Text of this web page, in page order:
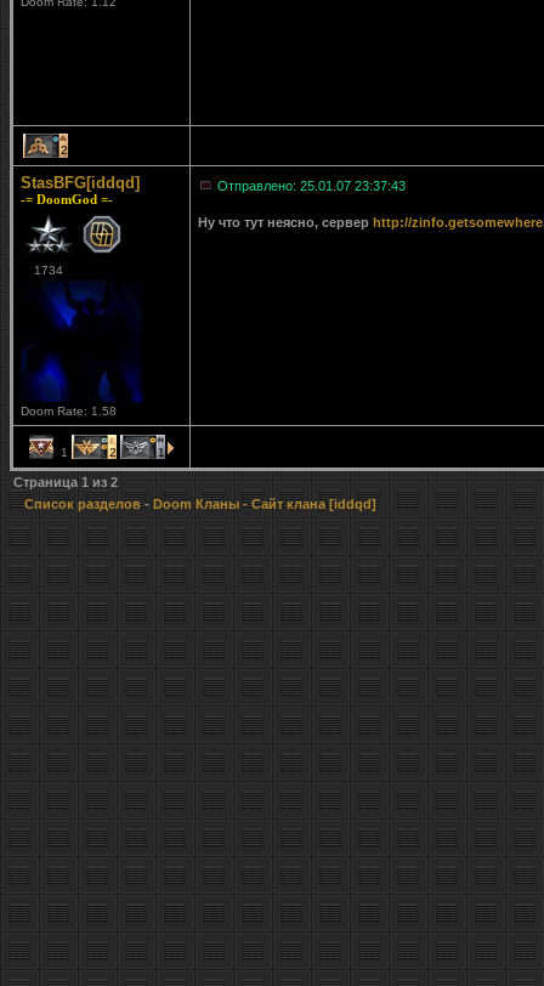
2
StasBFG[iddqd]
-= DoomGod =-
1734
Doom Rate: 1.58
Отправлено: 25.01.07 23:37:43
Ну что тут неясно, сервер http://
1 2 1
Страница 1 из 2
Список разделов- Doom Кланы - Сайт клана [iddqd]